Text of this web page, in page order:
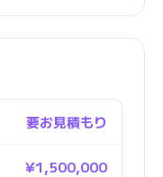
要お見積もり
¥1,500,000